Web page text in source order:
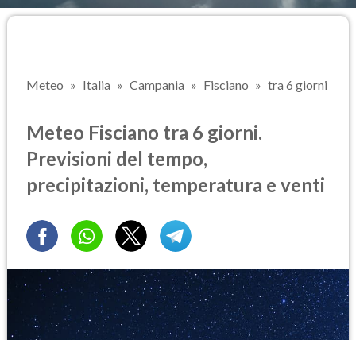
Meteo Italia Campania Fisciano tra 6 giorni
Meteo Fisciano tra 6 giorni.
Previsioni del tempo,
precipitazioni, temperatura e venti